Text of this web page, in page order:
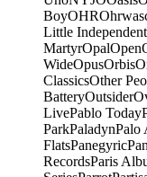
BoyOHR
Little Independent
MartyrOpalOpen
WideOpusOrbis
ClassicsOther
BatteryOutsider
LivePablo Today
ParkPaladynPalo
FlatsPanegyric
RecordsParis